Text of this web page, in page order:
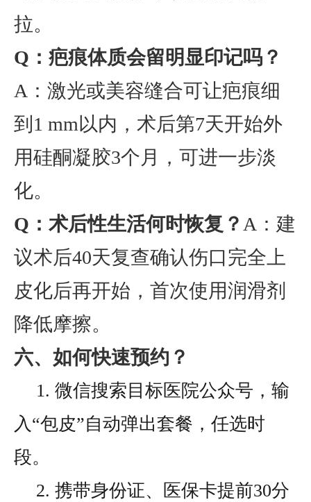
拉。
Q：疤痕体质会留明显印记吗？
A：激光或美容缝合可让疤痕细
到1 mm以内，术后第7天开始外
用硅酮凝胶3个月，可进一步淡
化。
Q：术后性生活何时恢复？A：建
议术后40天复查确认伤口完全上
皮化后再开始，首次使用润滑剂
降低摩擦。
六、如何快速预约？
1. 微信搜索目标医院公众号，输
入“包皮”自动弹出套餐，任选时
段。
2. 携带身份证、医保卡提前30分